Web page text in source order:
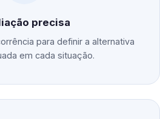
precisa
para definir a alternativa
em cada situação.